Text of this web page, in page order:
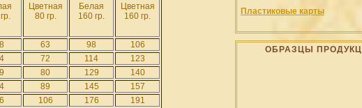
Цветная
80 гр.
Белая
160 гр.
Цветная
160 гр.
63 98
106
72 114
123
80 129
140
89 145
157
106 176
191
Пластиковые карты
ОБРАЗЦЫ